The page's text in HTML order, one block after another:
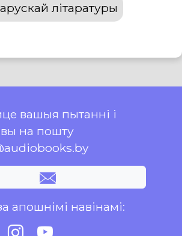
літаратуры
вашыя пытанні і
на пошту
апошнімі навінамі: